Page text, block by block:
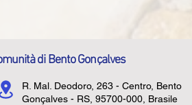
di Bento Gonçalves
R. Mal. Deodoro, 263 - Centro, Bento
Gonçalves - RS, 95700-000, Brasile